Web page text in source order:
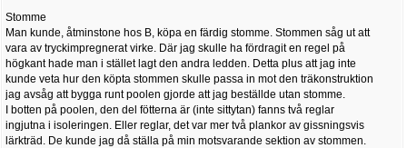
Stomme
Man kunde, åtminstone hos B, köpa en färdig stomme. Stommen såg ut att
vara av tryckimpregnerat virke. Där jag skulle ha fördragit en regel på
högkant hade man i stället lagt den andra ledden. Detta plus att jag inte
kunde veta hur den köpta stommen skulle passa in mot den träkonstruktion
jag avsåg att bygga runt poolen gjorde att jag beställde utan stomme.
I botten på poolen, den del fötterna är (inte sittytan) fanns två reglar
ingjutna i isoleringen. Eller reglar, det var mer två plankor av gissningsvis
lärkträd. De kunde jag då ställa på min motsvarande sektion av stommen.